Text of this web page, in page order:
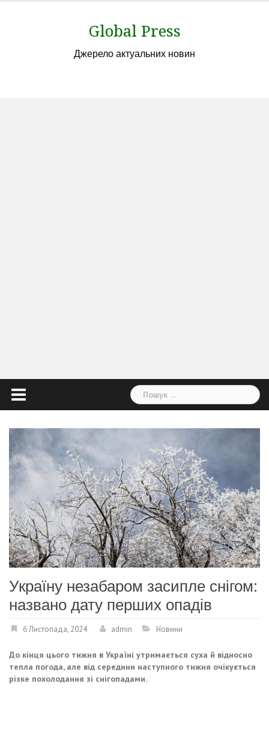
Global Press
Джерело актуальних новин
Пошук:
Україну незабаром засипле снігом:
названо дату перших опадів
6 Листопада, 2024 admin Новини
До кінця цього тижня в Україні утримається суха й відносно
тепла погода, але від середини наступного тижня очікується
різке похолодання зі снігопадами.